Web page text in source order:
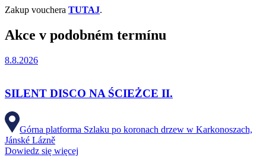
Zakup vouchera TUTAJ.
Akce v podobném termínu
8.8.2026
SILENT DISCO NA ŚCIEŻCE II.
Górna platforma Szlaku po koronach drzew w Karkonoszach,
Jánské Lázně
Dowiedz się więcej